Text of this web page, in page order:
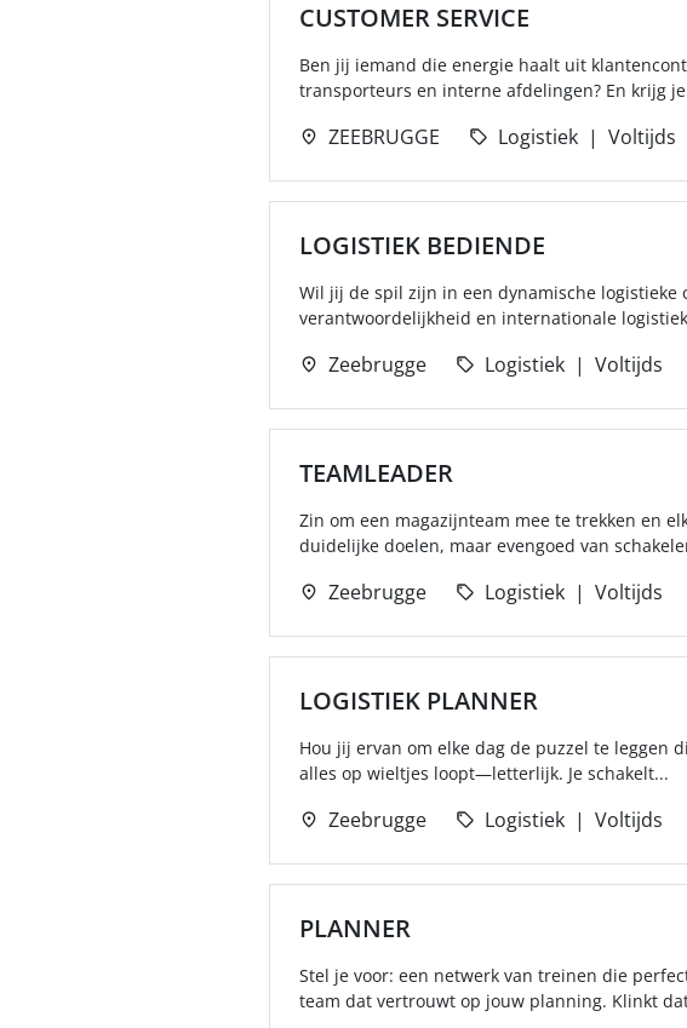
CUSTOMER SERVICE
Ben jij iemand die energie haalt uit
transporteurs en interne afdelingen? En krijg
ZEEBRUGGE Logistiek Voltijds
LOGISTIEK BEDIENDE
Wil jij de spil zijn in een dynamische
verantwoordelijkheid en internationale
Zeebrugge Logistiek Voltijds
TEAMLEADER
Zin om een magazijnteam mee te trekken en
duidelijke doelen, maar evengoed van
Zeebrugge Logistiek Voltijds
LOGISTIEK PLANNER
Hou jij ervan om elke dag de puzzel te leggen
alles op wieltjes loopt—letterlijk. Je schakelt...
Zeebrugge Logistiek Voltijds
PLANNER
Stel je voor: een netwerk van treinen die
team dat vertrouwt op jouw planning. Klinkt